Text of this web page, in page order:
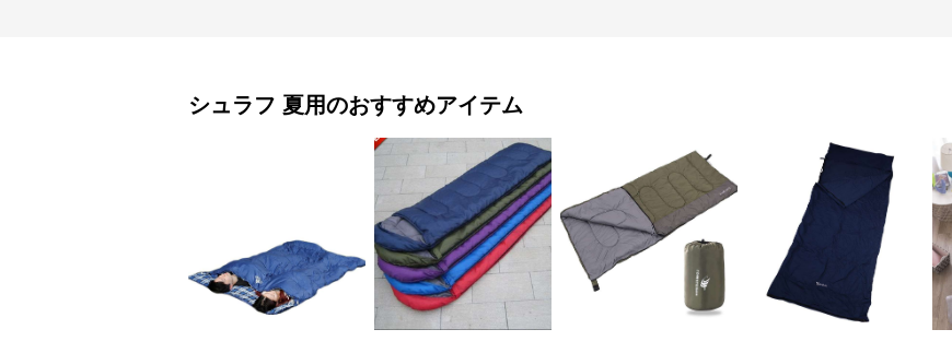
シュラフ 夏用のおすすめアイテム